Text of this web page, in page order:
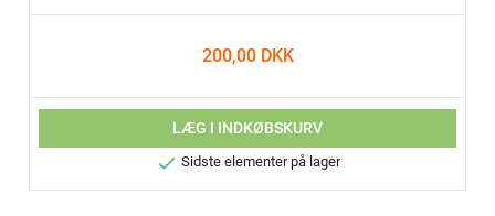
200,00 DKK
LÆG I INDKØBSKURV
 Sidste elementer på lager